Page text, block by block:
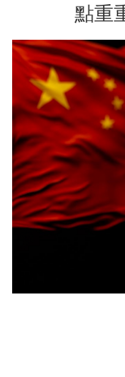
點重